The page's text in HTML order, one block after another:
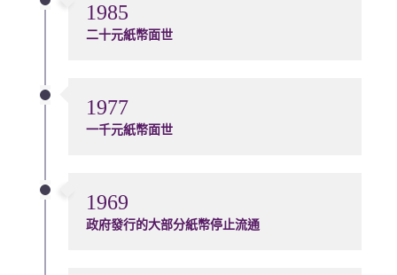
1985
二十元紙幣面世
1977
一千元紙幣面世
1969
政府發行的大部分紙幣停止流通